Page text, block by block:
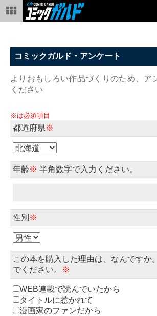
コミックガルド・アンケート
よりおもしろい作品づくりのため、ア
ください
※は必須項目
都道府県※
年齢※ 半角数字で入力ください。
性別 ※
この本を購入した理由は、なんですか
でください。
※
WEB連載で読んでいたから
タイトルに惹かれて
漫画家のファンだから